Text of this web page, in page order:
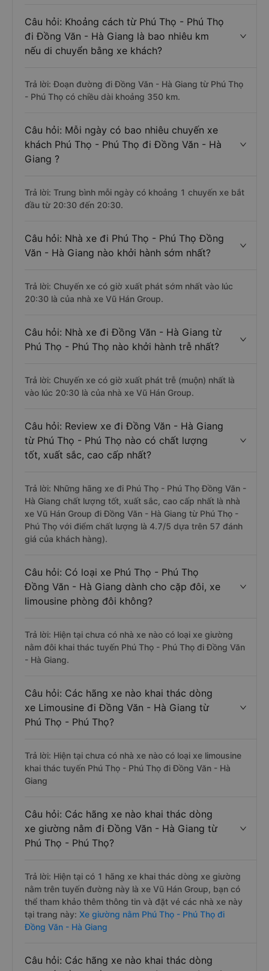
Câu hỏi: Khoảng cách từ Phú Thọ - Phú Thọ
đi Đồng Văn - Hà Giang là bao nhiêu km
nếu di chuyển bằng xe khách?
Trả lời: Đoạn đường đi Đồng Văn - Hà Giang từ Phú Thọ
- Phú Thọ có chiều dài khoảng 350 km.
Câu hỏi: Mỗi ngày có bao nhiêu chuyến xe
khách Phú Thọ - Phú Thọ đi Đồng Văn - Hà
Giang ?
Trả lời: Trung bình mỗi ngày có khoảng 1 chuyến xe bắt
đầu từ 20:30 đến 20:30.
Câu hỏi: Nhà xe đi Phú Thọ - Phú Thọ Đồng
Văn - Hà Giang nào khởi hành sớm nhất?
Trả lời: Chuyến xe có giờ xuất phát sớm nhất vào lúc
20:30 là của nhà xe Vũ Hán Group.
Câu hỏi: Nhà xe đi Đồng Văn - Hà Giang từ
Phú Thọ - Phú Thọ nào khởi hành trễ nhất?
Trả lời: Chuyến xe có giờ xuất phát trễ (muộn) nhất là
vào lúc 20:30 là của nhà xe Vũ Hán Group.
Câu hỏi: Review xe đi Đồng Văn - Hà Giang
từ Phú Thọ - Phú Thọ nào có chất lượng
tốt, xuất sắc, cao cấp nhất?
Trả lời: Những hãng xe đi Phú Thọ - Phú Thọ Đồng Văn -
Hà Giang chất lượng tốt, xuất sắc, cao cấp nhất là nhà
xe Vũ Hán Group đi Đồng Văn - Hà Giang từ Phú Thọ -
Phú Thọ với điểm chất lượng là 4.7/5 dựa trên 57 đánh
giá của khách hàng).
Câu hỏi: Có loại xe Phú Thọ - Phú Thọ
Đồng Văn - Hà Giang dành cho cặp đôi, xe
limousine phòng đôi không?
Trả lời: Hiện tại chưa có nhà xe nào có loại xe giường
nằm đôi khai thác tuyến Phú Thọ - Phú Thọ đi Đồng Văn
- Hà Giang.
Câu hỏi: Các hãng xe nào khai thác dòng
xe Limousine đi Đồng Văn - Hà Giang từ
Phú Thọ - Phú Thọ?
Trả lời: Hiện tại chưa có nhà xe nào có loại xe limousine
khai thác tuyến Phú Thọ - Phú Thọ đi Đồng Văn - Hà
Giang
Câu hỏi: Các hãng xe nào khai thác dòng
xe giường nằm đi Đồng Văn - Hà Giang từ
Phú Thọ - Phú Thọ?
Trả lời: Hiện tại có 1 hãng xe khai thác dòng xe giường
nằm trên tuyến đường này là xe Vũ Hán Group, bạn có
thể tham khảo thêm thông tin và đặt vé các nhà xe này
tại trang này: Xe giường nằm Phú Thọ - Phú Thọ đi
Đồng Văn - Hà Giang
Câu hỏi: Các hãng xe nào khai thác dòng